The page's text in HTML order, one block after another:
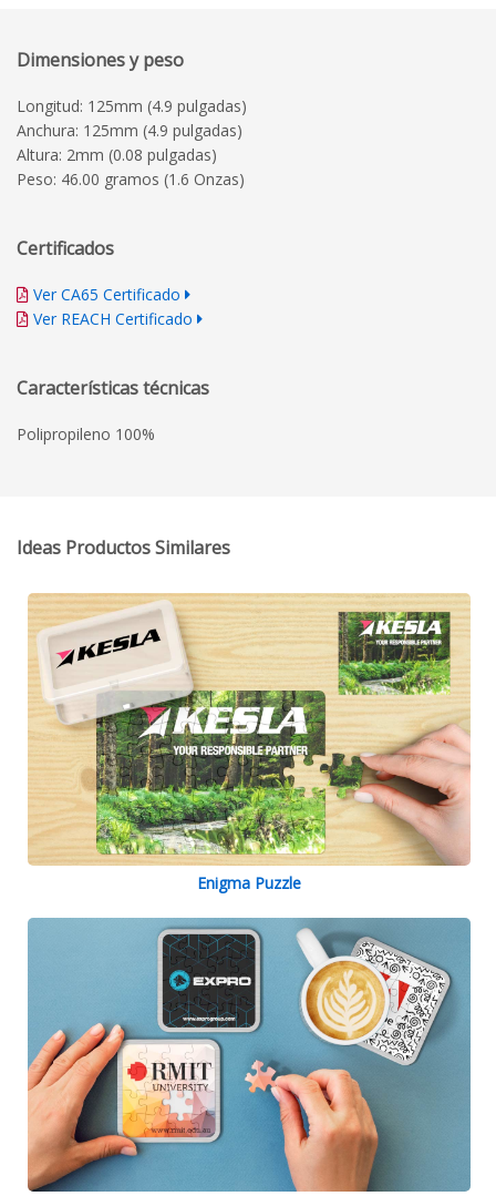
Dimensiones y peso
Longitud: 125mm (4.9 pulgadas)
Anchura: 125mm (4.9 pulgadas)
Altura: 2mm (0.08 pulgadas)
Peso: 46.00 gramos (1.6 Onzas)
Certificados
Ver CA65 Certificado
Ver REACH Certificado
Características técnicas
Polipropileno 100%
Ideas Productos Similares
Enigma Puzzle